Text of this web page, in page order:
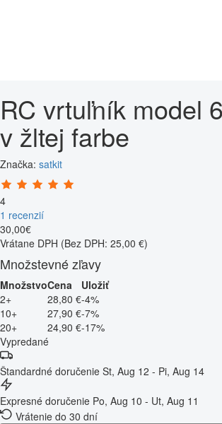
RC vrtuľník model
v žltej farbe
Značka: satkit
4
1 recenzií
30,00€
Vrátane DPH (Bez DPH: 25,00 €)
Množstevné zľavy
MnožstvoCena
Uložiť
2+
28,80 €-4%
10+
27,90 €-7%
20+
24,90 €-17%
Vypredané
Štandardné doručenie St, Aug 12 - Pi, Aug 14
Expresné doručenie Po, Aug 10 - Ut, Aug 11
Vrátenie do 30 dní